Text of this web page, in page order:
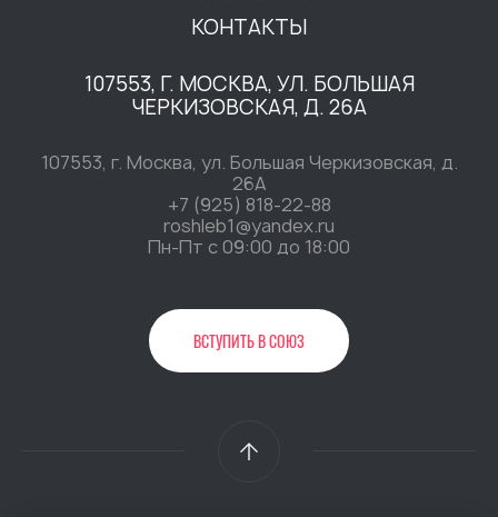
КОНТАКТЫ
107553, Г. МОСКВА, УЛ. БОЛЬШАЯ
ЧЕРКИЗОВСКАЯ, Д. 26А
107553, г. Москва, ул. Большая Черкизовская, д.
26А
+7 (925) 818-22-88
roshleb1@yandex.ru
Пн-Пт c 09:00 до 18:00
ВСТУПИТЬ В СОЮЗ